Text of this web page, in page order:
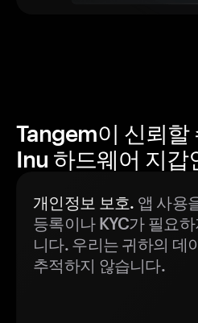
Tangem이 신뢰할
Inu 하드웨어 지갑
개인정보 보호. 앱 사용
등록이나 KYC가 필요
니다. 우리는 귀하의 데
추적하지 않습니다.